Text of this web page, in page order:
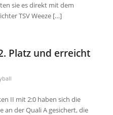
sie es direkt mit dem
TSV Weeze […]
Platz und erreicht
II mit 2:0 haben sich die
an der Quali A gesichert, die